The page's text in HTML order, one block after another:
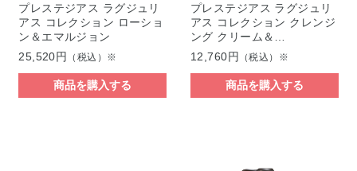
プレステジアス ラグジュリ
アス コレクション ローショ
ン＆エマルジョン
25,520円
（税込）※
商品を購入する
プレステジアス ラグジュリ
アス コレクション クレンジ
ング クリーム＆…
12,760円
（税込）※
商品を購入する